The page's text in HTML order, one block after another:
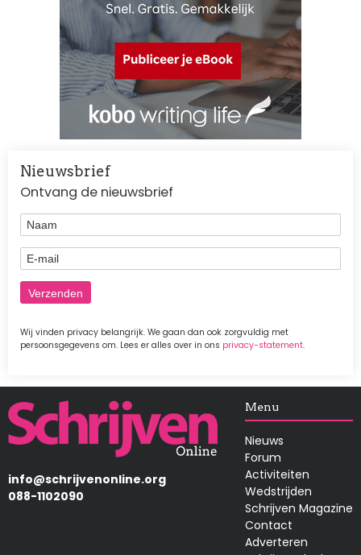
Nieuwsbrief
Ontvang de nieuwsbrief
Naam
E-mail
Wij vinden privacy belangrijk. We gaan dan ook zorgvuldig met
persoonsgegevens om. Lees er alles over in ons privacy-statement.
Afbeelding
info@schrijvenonline.org
088-1102090
Menu
Nieuws
Forum
Activiteiten
Wedstrijden
Schrijven Magazine
Contact
Adverteren